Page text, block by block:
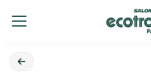
Panneau de gestion des cookies